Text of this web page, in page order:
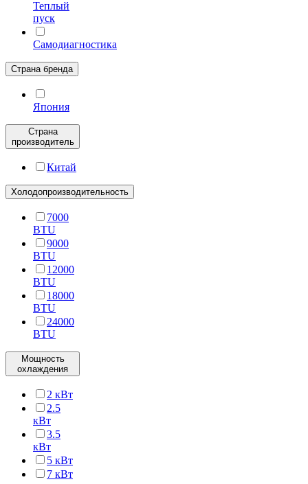
Теплый
пуск
Самодиагностика
Страна бренда
Япония
Страна
производитель
Китай
Холодопроизводительность
7000
BTU
9000
BTU
12000
BTU
18000
BTU
24000
BTU
Мощность
охлаждения
2 кВт
2.5
кВт
3.5
кВт
5 кВт
7 кВт